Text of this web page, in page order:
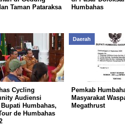
Taman Pataraksa
Humbahas
Cycling
Audiensi
Bupati Humbahas,
de Humbahas
Daerah
Pemkab
Masyarakat
Megathrust